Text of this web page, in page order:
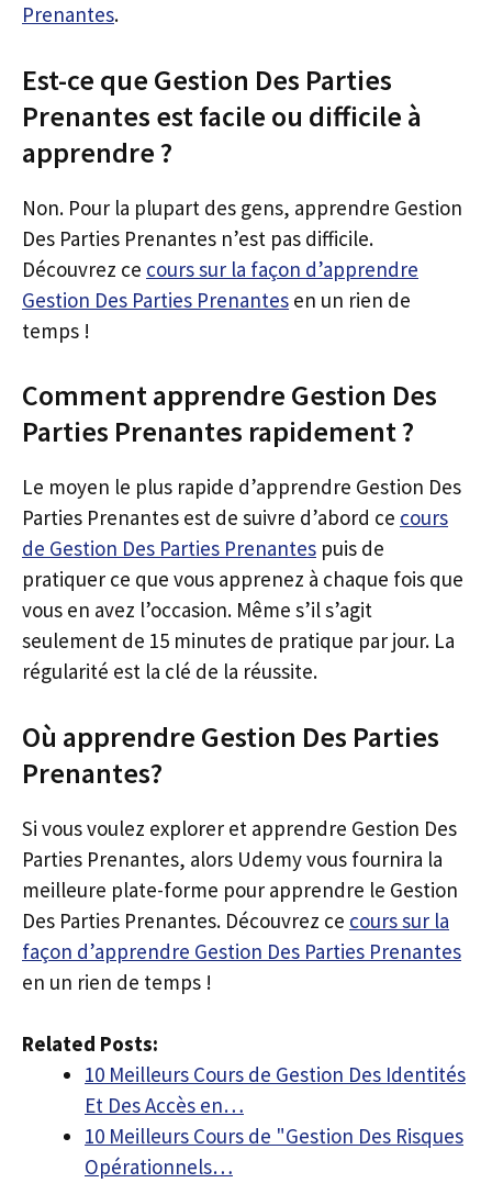
Prenantes.
Est-ce que Gestion Des Parties
Prenantes est facile ou difficile à
apprendre ?
Non. Pour la plupart des gens, apprendre Gestion
Des Parties Prenantes n’est pas difficile.
Découvrez ce cours sur la façon d’apprendre
Gestion Des Parties Prenantes en un rien de
temps !
Comment apprendre Gestion Des
Parties Prenantes rapidement ?
Le moyen le plus rapide d’apprendre Gestion Des
Parties Prenantes est de suivre d’abord ce cours
de Gestion Des Parties Prenantes puis de
pratiquer ce que vous apprenez à chaque fois que
vous en avez l’occasion. Même s’il s’agit
seulement de 15 minutes de pratique par jour. La
régularité est la clé de la réussite.
Où apprendre Gestion Des Parties
Prenantes?
Si vous voulez explorer et apprendre Gestion Des
Parties Prenantes, alors Udemy vous fournira la
meilleure plate-forme pour apprendre le Gestion
Des Parties Prenantes. Découvrez ce cours sur la
façon d’apprendre Gestion Des Parties Prenantes
en un rien de temps !
Related Posts:
10 Meilleurs Cours de Gestion Des Identités
Et Des Accès en…
10 Meilleurs Cours de "Gestion Des Risques
Opérationnels…